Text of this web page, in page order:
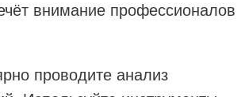
внимание профессионалов
проводите анализ